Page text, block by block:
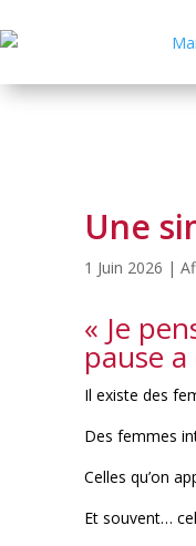
Une
1 Juin 2026 |
« Je
pause
Il existe des
Des femmes
Celles qu’on
Et souvent…